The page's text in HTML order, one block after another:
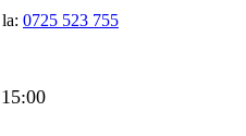
0725 523 755